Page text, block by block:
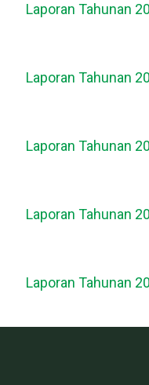
Laporan Tahunan
Laporan Tahunan
Laporan Tahunan
Laporan Tahunan
Laporan Tahunan